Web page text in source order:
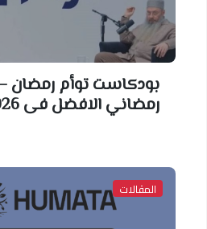
بودكاست توأم رمضان –
رمضاني الافضل فى 2026 بلا منازع
المقالات